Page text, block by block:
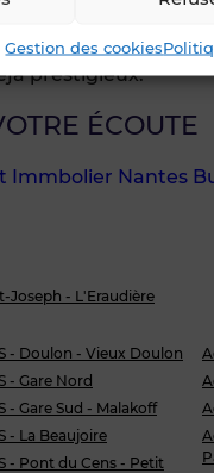
Gestion des cookies
son
notamment
prestigieux.
ÉCOUTE
Immbolier Nantes
Joseph - L'Eraudière
- Doulon - Vieux Doulon
- Gare Nord
Gare Sud - Malakoff
- La Beaujoire
- Pont du Cens - Petit